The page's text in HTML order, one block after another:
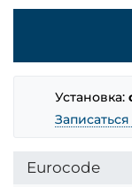
Установка:
Eurocode